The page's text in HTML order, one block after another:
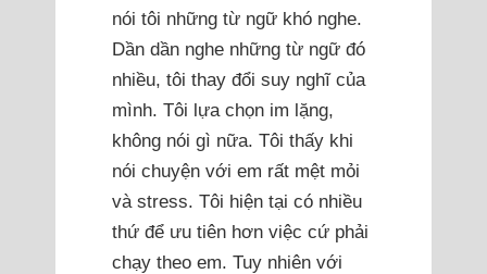
nói tôi những từ ngữ khó nghe.
Dần dần nghe những từ ngữ đó
nhiều, tôi thay đổi suy nghĩ của
mình. Tôi lựa chọn im lặng,
không nói gì nữa. Tôi thấy khi
nói chuyện với em rất mệt mỏi
và stress. Tôi hiện tại có nhiều
thứ để ưu tiên hơn việc cứ phải
chạy theo em. Tuy nhiên với